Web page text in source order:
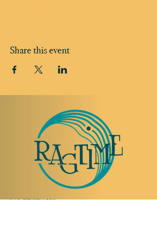
Share this event
TO VISIT US